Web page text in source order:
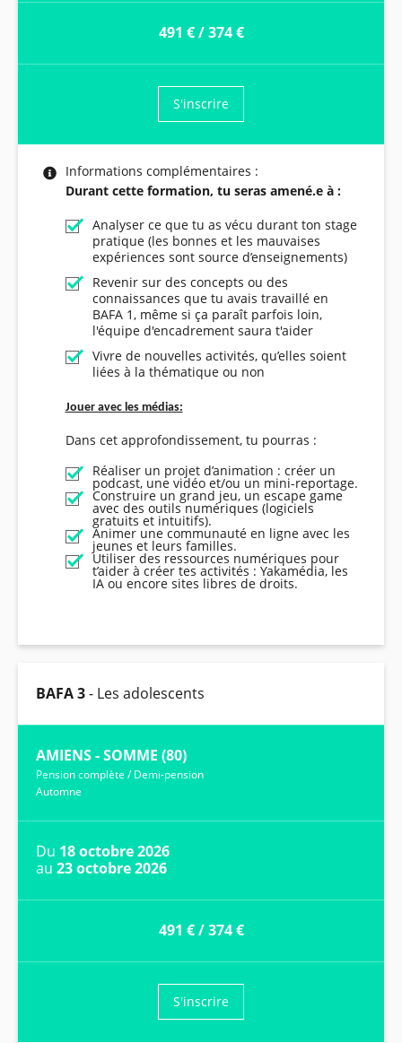
491 € /374 €
S'inscrire
Informations complémentaires :
Durant cette formation, tu seras amené.e à :
Analyser ce que tu as vécu durant ton stage
pratique (les bonnes et les mauvaises
expériences sont source d’enseignements)
Revenir sur des concepts ou des
connaissances que tu avais travaillé en
BAFA 1, même si ça paraît parfois loin,
l'équipe d'encadrement saura t'aider
Vivre de nouvelles activités, qu’elles soient
liées à la thématique ou non
Jouer avec les médias:
Dans cet approfondissement, tu pourras :
Réaliser un projet d’animation : créer un
podcast, une vidéo et/ou un mini-reportage.
Construire un grand jeu, un escape game
avec des outils numériques (logiciels
gratuits et intuitifs).
Animer une communauté en ligne avec les
jeunes et leurs familles.
Utiliser des ressources numériques pour
t’aider à créer tes activités : Yakamédia, les
IA ou encore sites libres de droits.
BAFA 3- Les adolescents
AMIENS - SOMME (80)
Pension complète /Demi-pension
Automne
Du 18 octobre 2026
au 23 octobre 2026
491 € /374 €
S'inscrire